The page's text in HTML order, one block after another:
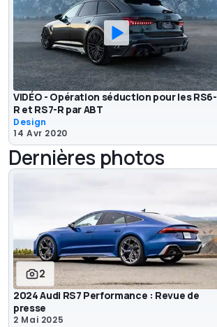
VIDÉO - Opération séduction pour les RS6-
R et RS7-R par ABT
Design
14 Avr 2020
Dernières photos
2
2024 Audi RS7 Performance : Revue de
presse
2 Mai 2025